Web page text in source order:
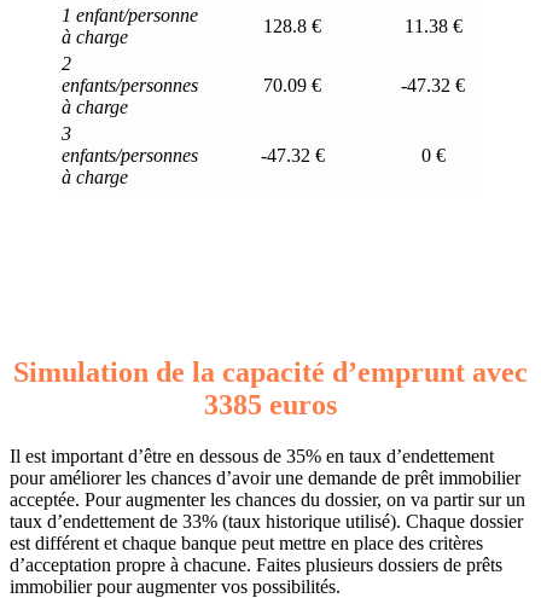
1 enfant/personne
à charge
128.8 €
11.38 €
2
enfants/personnes
à charge
70.09 € -47.32 €
3
enfants/personnes
à charge
-47.32 € 0 €
Simulation de la capacité d’emprunt avec
3385 euros
Il est important d’être en dessous de 35% en taux d’endettement
pour améliorer les chances d’avoir une demande de prêt immobilier
acceptée. Pour augmenter les chances du dossier, on va partir sur un
taux d’endettement de 33% (taux historique utilisé). Chaque dossier
est différent et chaque banque peut mettre en place des critères
d’acceptation propre à chacune. Faites plusieurs dossiers de prêts
immobilier pour augmenter vos possibilités.